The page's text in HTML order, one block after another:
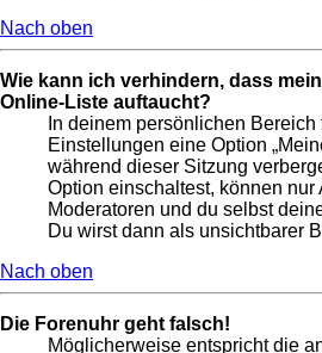
Nach oben
Wie kann ich verhindern, dass
Online-Liste auftaucht?
In deinem persönlichen
Einstellungen eine Option
während dieser Sitzung
Option einschaltest, können nur
Moderatoren und du selbst
Du wirst dann als unsichtbarer
Nach oben
Die Forenuhr geht falsch!
Möglicherweise entspricht die